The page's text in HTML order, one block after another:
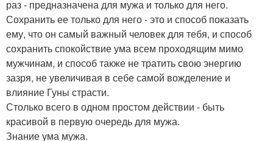
раз - предназначена для мужа и только для него.
Сохранить ее только для него - это и способ показать
ему, что он самый важный человек для тебя, и способ
сохранить спокойствие ума всем проходящим мимо
мужчинам, и способ также не тратить свою энергию
зазря, не увеличивая в себе самой вожделение и
влияние Гуны страсти.
Столько всего в одном простом действии - быть
красивой в первую очередь для мужа.
Знание ума мужа.